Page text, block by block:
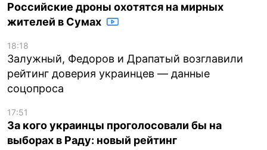
Российские дроны охотятся на мирных
жителей в Сумах
18:18
Залужный, Федоров и Драпатый возглавили
рейтинг доверия украинцев — данные
соцопроса
17:51
За кого украинцы проголосовали бы на
выборах в Раду: новый рейтинг